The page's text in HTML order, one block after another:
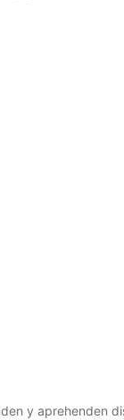
y aprehenden